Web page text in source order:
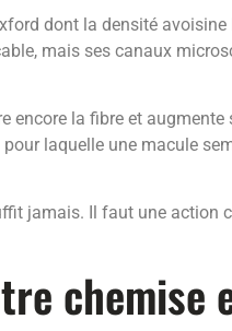
dont la densité
mais ses canaux
la fibre et
laquelle une macule
jamais. Il faut une action
chemise